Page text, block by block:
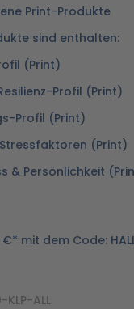
Print-Produkte
sind enthalten:
(Print)
Profil (Print)
Profil (Print)
(Print)
& Persönlichkeit
mit dem Code:
KLP-ALL